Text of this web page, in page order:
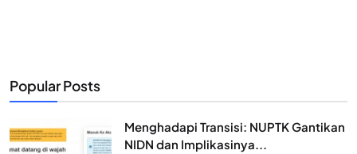
Popular Posts
Menghadapi Transisi: NUPTK Gantikan
NIDN dan Implikasinya...